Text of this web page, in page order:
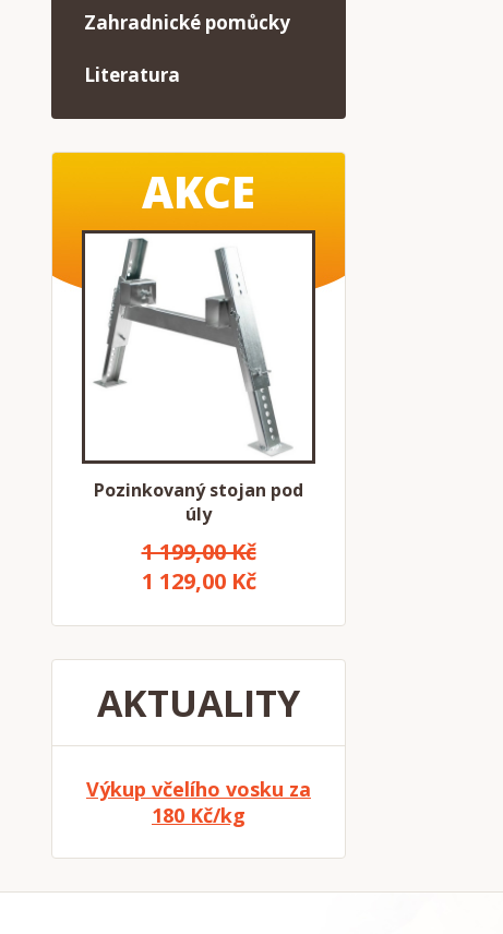
Zahradnické pomůcky
Literatura
AKCE
Pozinkovaný stojan pod
úly
1 199,00 Kč
1 129,00 Kč
AKTUALITY
Výkup včelího vosku za
180 Kč/kg